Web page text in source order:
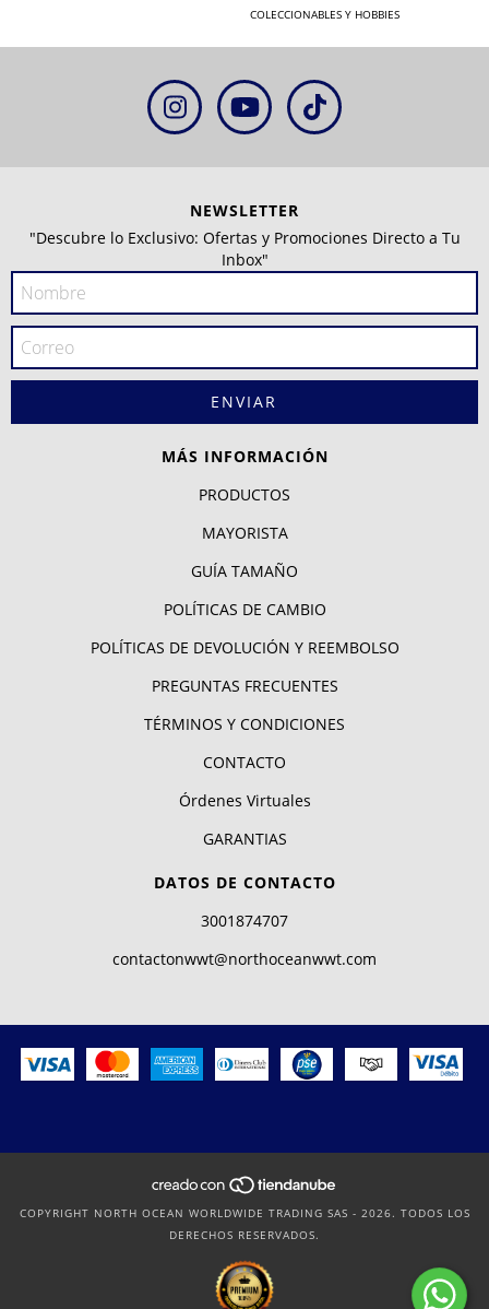
COLECCIONABLES Y HOBBIES
NEWSLETTER
"Descubre lo Exclusivo: Ofertas y Promociones Directo a Tu
Inbox"
MÁS INFORMACIÓN
PRODUCTOS
MAYORISTA
GUÍA TAMAÑO
POLÍTICAS DE CAMBIO
POLÍTICAS DE DEVOLUCIÓN Y REEMBOLSO
PREGUNTAS FRECUENTES
TÉRMINOS Y CONDICIONES
CONTACTO
Órdenes Virtuales
GARANTIAS
DATOS DE CONTACTO
3001874707
contactonwwt@northoceanwwt.com
COPYRIGHT NORTH OCEAN WORLDWIDE TRADING SAS - 2026. TODOS LOS
DERECHOS RESERVADOS.